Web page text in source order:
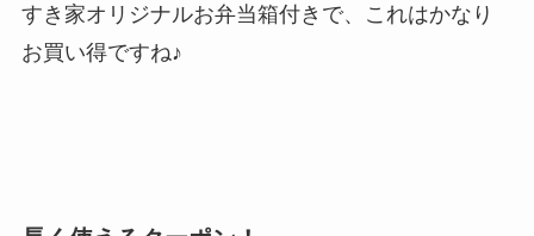
すき家オリジナルお弁当箱付きで、これはかなり
お買い得ですね♪